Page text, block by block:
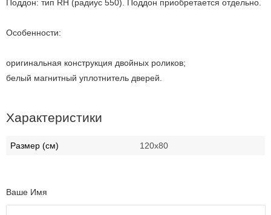
Поддон: тип RH (радиус 550). Поддон приобретается отдельно.
Особенности:
оригинальная конструкция двойных роликов;
белый магнитный уплотнитель дверей.
Характеристики
Размер (см) 120х80
Ваше Имя